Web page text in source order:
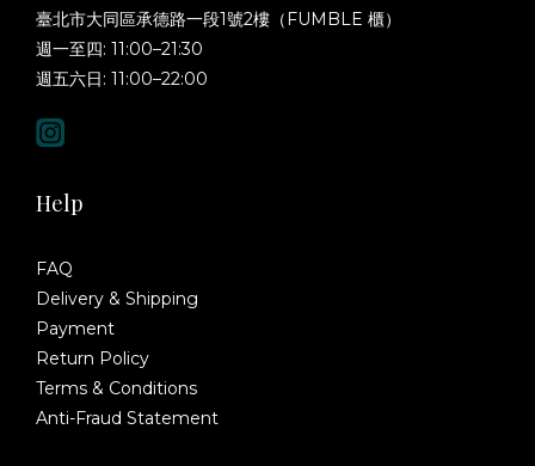
臺北市大同區承德路一段1號2樓（FUMBLE 櫃）
週一至四: 11:00–21:30
週五六日: 11:00–22:00
Help
FAQ
Delivery & Shipping
Payment
Return Policy
Terms & Conditions
Anti-Fraud Statement